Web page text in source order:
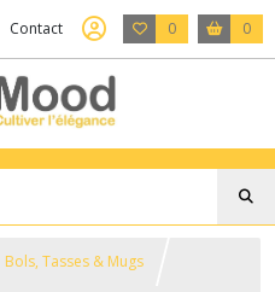
Contact 0 0
Bols, Tasses & Mugs